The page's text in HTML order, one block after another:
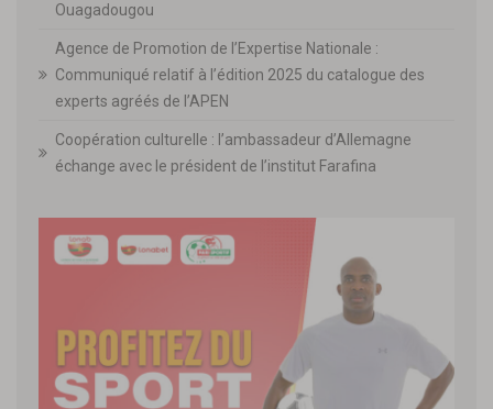
Ouagadougou
Agence de Promotion de l’Expertise Nationale :
Communiqué relatif à l’édition 2025 du catalogue des
experts agréés de l’APEN
Coopération culturelle : l’ambassadeur d’Allemagne
échange avec le président de l’institut Farafina